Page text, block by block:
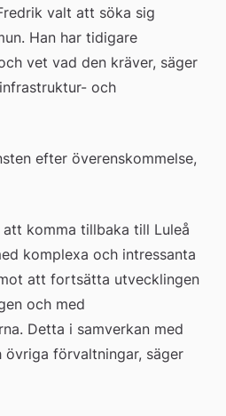
valt att söka sig
Han har tidigare
vet vad den kräver, säger
och
efter överenskommelse,
komma tillbaka till Luleå
komplexa och intressanta
att fortsätta utvecklingen
och med
Detta i samverkan med
övriga förvaltningar, säger